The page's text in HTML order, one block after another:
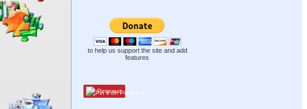
to help us support the site and add
features
Pinterest